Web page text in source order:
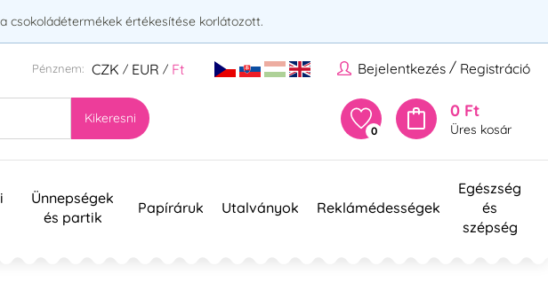
csokoládétermékek értékesítése korlátozott.
Bejelentkezés / Registráció
Pénznem: CZK / EUR / Ft
Kikeresni
0
0 Ft
Üres kosár
Ünnepségek
és partik
Papíráruk Utalványok Reklámédességek
Egészség
és
szépség